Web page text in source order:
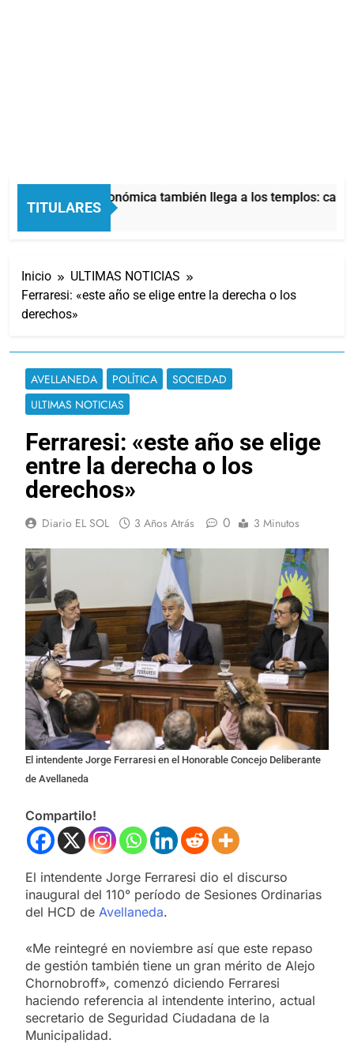
TITULARES
La crisis económica también llega a los templos: casi
7 Horas Atrás
Inicio
ULTIMAS NOTICIAS
Ferraresi: «este año se elige entre la derecha o los
derechos»
AVELLANEDA POLÍTICA
SOCIEDAD
ULTIMAS NOTICIAS
Ferraresi: «este año se elige
entre la derecha o los
derechos»
Diario EL SOL 3 Años Atrás 0 3 Minutos
El intendente Jorge Ferraresi en el Honorable Concejo Deliberante
de Avellaneda
Compartilo!
El intendente Jorge Ferraresi dio el discurso
inaugural del 110° período de Sesiones Ordinarias
del HCD de Avellaneda.
«Me reintegré en noviembre así que este repaso
de gestión también tiene un gran mérito de Alejo
Chornobroff», comenzó diciendo Ferraresi
haciendo referencia al intendente interino, actual
secretario de Seguridad Ciudadana de la
Municipalidad.